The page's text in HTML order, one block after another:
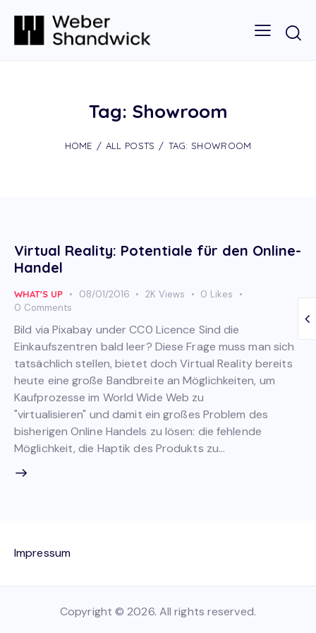
Tag: Showroom
HOME ALL POSTS TAG: SHOWROOM
Virtual Reality: Potentiale für den Online-
Handel
WHAT'S UP 08/01/2016 2K Views 0 Likes
0 Comments
Bild via Pixabay under CC0 Licence Sind die
Einkaufszentren bald leer? Diese Frage muss man sich
tatsächlich stellen, bietet doch Virtual Reality bereits
heute eine große Bandbreite an Möglichkeiten, um
Kaufprozesse im World Wide Web zu
"virtualisieren" und damit ein großes Problem des
bisherigen Online Handels zu lösen: die fehlende
Möglichkeit, die Haptik des Produkts zu…
Impressum
Copyright © 2026. All rights reserved.